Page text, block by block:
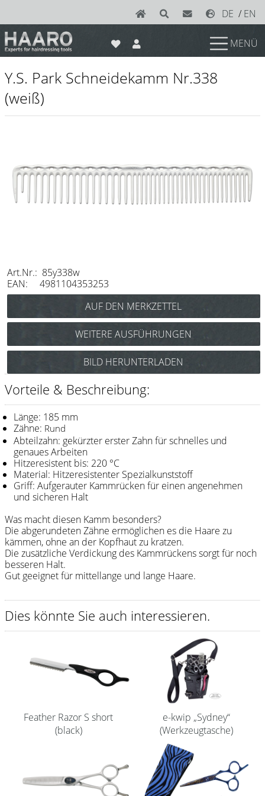
DE / EN
MENÜ
Scheren
Joewell
Konayuki
Y.S. Park
Messer / Klingen
Feather
e-kwip
Kämme
Fejic
e-kwip
Bürsten
Y.S. Park
Werkzeugtaschen
e-kwip
Joewell
Shampoo
Aromase Salon-Pro
Sale %
Schleifservice
Aktuelle Informationen
Produktwissen Scheren
Kontakt
Y.S. Park Schneidekamm Nr.338
(weiß)
Art.Nr.: 85y338w
EAN: 4981104353253
WEITERE AUSFÜHRUNGEN
Y.S. Park Carbon Schneidekamm Nr.338
(schwarz) Art.Nr.: 85Y338cs
(blau) Art.Nr.: 85y338b
Y.S. Park Schneidekamm Nr.338
(pink) Art.Nr.: 85y338p
Y.S. Park Schneidekamm Nr.338
(rot) Art.Nr.: 85y338r
BILD HERUNTERLADEN
Vorteile & Beschreibung:
Länge: 185 mm
Zähne: Rund
Abteilzahn: gekürzter erster Zahn für schnelles und
genaues Arbeiten
Hitzeresistent bis: 220 °C
Material: Hitzeresistenter Spezialkunststoff
Griff: Aufgerauter Kammrücken für einen angenehmen
und sicheren Halt
Was macht diesen Kamm besonders?
Die abgerundeten Zähne ermöglichen es die Haare zu
kämmen, ohne an der Kopfhaut zu kratzen.
Die zusätzliche Verdickung des Kammrückens sorgt für noch
besseren Halt.
Gut geeignet für mittellange und lange Haare.
Dies könnte Sie auch interessieren.
Feather Razor S short
(black)
e-kwip „Sydney“
(Werkzeugtasche)